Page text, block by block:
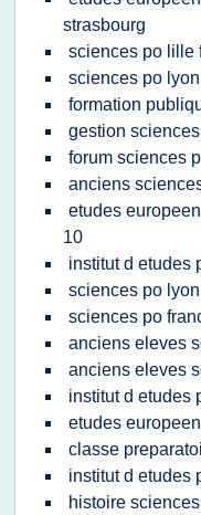
strasbourg
sciences po lille
sciences po
formation
gestion
forum sciences
anciens
etudes
10
institut d etudes
sciences po
sciences po
anciens eleves
anciens eleves
institut d etudes
etudes
classe
institut d etudes
histoire